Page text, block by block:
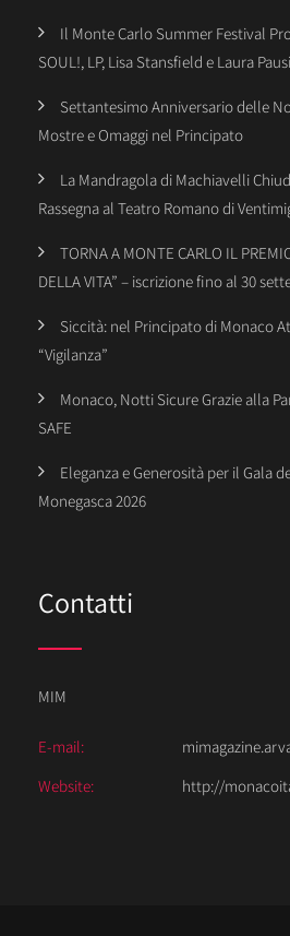
Il Monte Carlo Summer Festival
SOUL!, LP, Lisa Stansfield e Laura
Settantesimo Anniversario delle
Mostre e Omaggi nel Principato
La Mandragola di Machiavelli
Rassegna al Teatro Romano di
TORNA A MONTE CARLO IL
DELLA VITA” – iscrizione fino al 30
Siccità: nel Principato di Monaco
“Vigilanza”
Monaco, Notti Sicure Grazie alla
SAFE
Eleganza e Generosità per il Gala
Monegasca 2026
Contatti
MIM
E-mail:
Website:
http://